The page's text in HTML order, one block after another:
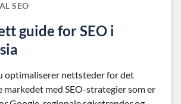
SEO
guide for SEO i
optimaliserer nettsteder for det
markedet med SEO-strategier som er